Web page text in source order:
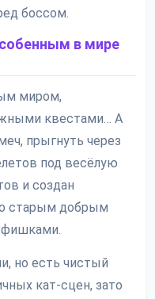
боссом.
в мире
миром,
квестами… А
прыгнуть через
под весёлую
и создан
старым добрым
фишками.
но есть чистый
кат-сцен, зато